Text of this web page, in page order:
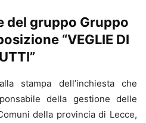
del gruppo Gruppo
“VEGLIE DI
stampa dell’inchiesta che
della gestione delle
della provincia di Lecce,